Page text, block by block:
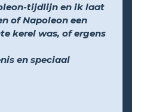
tijdlijn en ik laat
of Napoleon een
kerel was, of ergens
en speciaal